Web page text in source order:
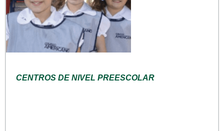
CENTROS DE NIVEL PREESCOLAR